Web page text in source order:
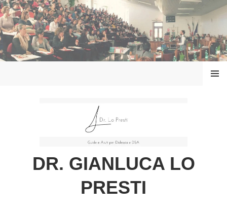
Vai
al
contenuto
DR. GIANLUCA LO
PRESTI
MENU